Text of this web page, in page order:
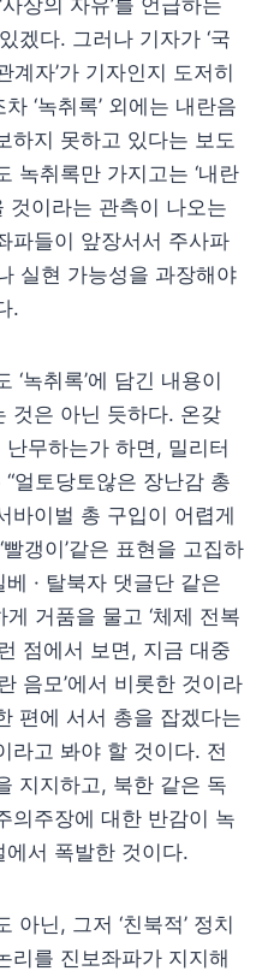
겠다. 그러나 기자가 ‘국
계자’가 기자인지 도저히
‘녹취록’ 외에는 내란음
하지 못하고 있다는 보도
녹취록만 가지고는 ‘내란
것이라는 관측이 나오는
파들이 앞장서서 주사파
실현 가능성을 과장해야
.
‘녹취록’에 담긴 내용이
것은 아닌 듯하다. 온갖
무하는가 하면, 밀리터
얼토당토않은 장난감 총
바이벌 총 구입이 어렵게
갱이’같은 표현을 고집하
· 탈북자 댓글단 같은
게 거품을 물고 ‘체제 전복
점에서 보면, 지금 대중
음모’에서 비롯한 것이라
편에 서서 총을 잡겠다는
라고 봐야 할 것이다. 전
지지하고, 북한 같은 독
의주장에 대한 반감이 녹
서 폭발한 것이다.
아닌, 그저 ‘친북적’ 정치
리를 진보좌파가 지지해